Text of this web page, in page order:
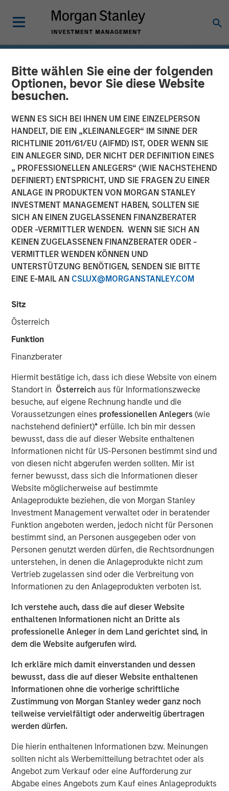
Bitte wählen Sie eine der folgenden
Optionen, bevor Sie diese Website
besuchen.
WENN ES SICH BEI IHNEN UM EINE EINZELPERSON
HANDELT, DIE EIN „KLEINANLEGER“ IM SINNE DER
RICHTLINIE 2011/61/EU (AIFMD) IST, ODER WENN SIE
EIN ANLEGER SIND, DER NICHT DER DEFINITION EINES
„ PROFESSIONELLEN ANLEGERS“ (WIE NACHSTEHEND
DEFINIERT) ENTSPRICHT, UND SIE FRAGEN ZU EINER
ANLAGE IN PRODUKTEN VON MORGAN STANLEY
INVESTMENT MANAGEMENT HABEN, SOLLTEN SIE
SICH AN EINEN ZUGELASSENEN FINANZBERATER
ODER -VERMITTLER WENDEN. WENN SIE SICH AN
KEINEN ZUGELASSENEN FINANZBERATER ODER -
VERMITTLER WENDEN KÖNNEN UND
UNTERSTÜTZUNG BENÖTIGEN, SENDEN SIE BITTE
EINE E-MAIL AN CSLUX@MORGANSTANLEY.COM
Sitz
Österreich
Funktion
Finanzberater
Hiermit bestätige ich, dass ich diese Website von einem
Standort in Österreich aus für Informationszwecke
besuche, auf eigene Rechnung handle und die
Voraussetzungen eines professionellen Anlegers(wie
nachstehend definiert)* erfülle. Ich bin mir dessen
bewusst, dass die auf dieser Website enthaltenen
Informationen nicht für US-Personen bestimmt sind und
von diesen nicht abgerufen werden sollten. Mir ist
ferner bewusst, dass sich die Informationen dieser
Website möglicherweise auf bestimmte
Anlageprodukte beziehen, die von Morgan Stanley
Investment Management verwaltet oder in beratender
Funktion angeboten werden, jedoch nicht für Personen
bestimmt sind, an Personen ausgegeben oder von
Personen genutzt werden dürfen, die Rechtsordnungen
unterstehen, in denen die Anlageprodukte nicht zum
Vertrieb zugelassen sind oder die Verbreitung von
Informationen zu den Anlageprodukten verboten ist.
Ich verstehe auch, dass die auf dieser Website
enthaltenen Informationen nicht an Dritte als
professionelle Anleger in dem Land gerichtet sind, in
dem die Website aufgerufen wird.
Ich erkläre mich damit einverstanden und dessen
bewusst, dass die auf dieser Website enthaltenen
Informationen ohne die vorherige schriftliche
Zustimmung von Morgan Stanley weder ganz noch
teilweise vervielfältigt oder anderweitig übertragen
werden dürfen.
Die hierin enthaltenen Informationen bzw. Meinungen
sollten nicht als Werbemitteilung betrachtet oder als
Angebot zum Verkauf oder eine Aufforderung zur
Abgabe eines Angebots zum Kauf eines Anlageprodukts
INSIGHTS
Drones
27 DEZEMBER 2021
now perform certain industrial tasks that previously
could only be completed by humans
Package delivery and aerial data collection are two
enterprise drones
We discuss the various regulatory and societal
challenges facing the industry today and highlight
the industry’s progress towards overcoming those
challenges
Click on the PDF to read the full report.
PDF herunterladen
Counterpoint Global
Counterpoint Global’s culture fosters collaboration,
creativity, continued development and differentiated
thinking.
Featured Products
Global Insight Fund
Global Endurance Fund
Global Permanence Fund
CONSILIENT OBSERVER
The Wisdom of Crowds in Markets: Crowd
Behavior in Prediction, Betting, and Stock